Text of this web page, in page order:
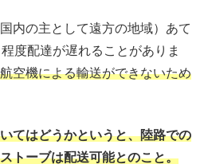
内の主として遠方の地域）あて
度配達が遅れることがありま
空機による輸送ができないため
てはどうかというと、陸路での
トーブは配送可能とのこと。